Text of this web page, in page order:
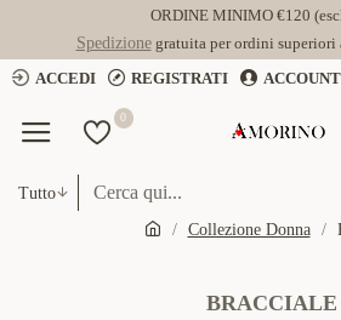
ORDINE MINIMO €120
Spedizionegratuita per ordini superiori
ACCEDI
REGISTRATI ACCOUNT
0
Tutto
Collezione Donna
BRACCIALE